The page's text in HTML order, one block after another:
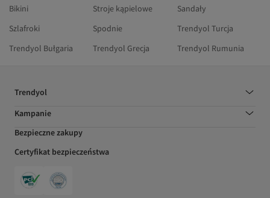
Bikini
Stroje kąpielowe
Sandały
Szlafroki
Spodnie
Trendyol Turcja
Trendyol Bułgaria
Trendyol Grecja Trendyol Rumunia
Trendyol
Kampanie
Bezpieczne zakupy
Certyfikat bezpieczeństwa